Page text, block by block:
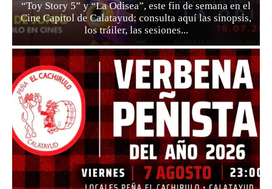
“Toy Story 5” y “La Odisea”, este fin de semana en el
Cine Capitol de Calatayud: consulta aquí las sinopsis,
los tráiler, las sesiones...